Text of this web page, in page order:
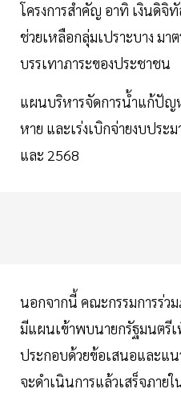
โครงการสำคัญ อาทิ เงินดิจิ
ช่วยเหลือกลุ่มเปราะบาง มา
บรรเทาภาระของประชาชน
แผนบริหารจัดการน้ำแก้ปัญ
หาย และเร่งเบิกจ่ายงบปร
และ 2568
นอกจากนี้ คณะกรรมการร่ว
มีแผนเข้าพบนายกรัฐมนตรี
ประกอบด้วยข้อเสนอและแน
จะดำเนินการแล้วเสร็จภาย